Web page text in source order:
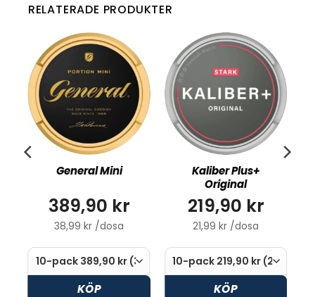
RELATERADE PRODUKTER
General Mini
389,90 kr
38,99 kr /dosa
KÖP
Kaliber Plus+
Original
219,90 kr
21,99 kr /dosa
KÖP